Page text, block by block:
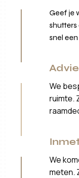
Geef je
snel
We
ruimte.
We
meten.